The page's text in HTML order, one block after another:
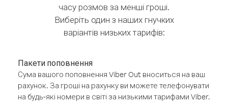
часу розмов за менші гроші.
Виберіть один з наших гнучких
варіантів низьких тарифів:
Пакети поповнення
Сума вашого поповнення Viber Out вноситься на ваш
рахунок. За гроші на рахунку ви можете телефонувати
на будь-які номери в світі за низькими тарифами Viber.